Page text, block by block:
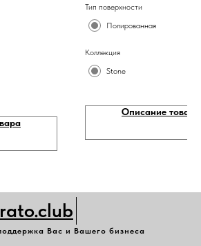
Тип поверхности
Полированная
Коллекция
Stone
Описание товара
Вас и Вашего бизнеса